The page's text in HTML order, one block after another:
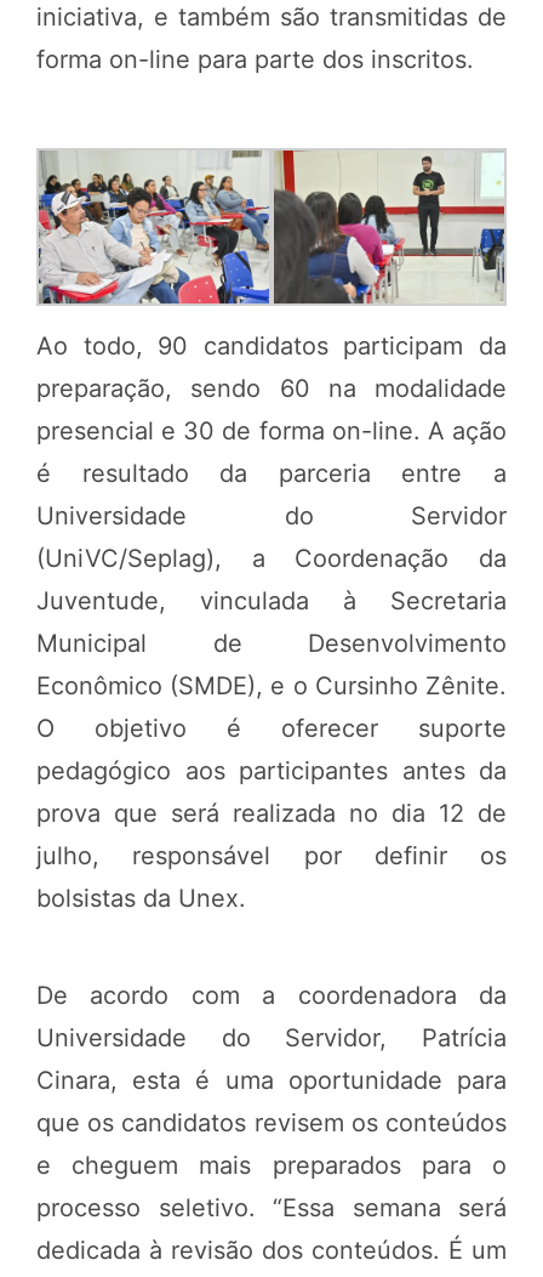
iniciativa, e também são transmitidas de
forma on-line para parte dos inscritos.
Ao todo, 90 candidatos participam da
preparação, sendo 60 na modalidade
presencial e 30 de forma on-line. A ação
é resultado da parceria entre a
Universidade do Servidor
(UniVC/Seplag), a Coordenação da
Juventude, vinculada à Secretaria
Municipal de Desenvolvimento
Econômico (SMDE), e o Cursinho Zênite.
O objetivo é oferecer suporte
pedagógico aos participantes antes da
prova que será realizada no dia 12 de
julho, responsável por definir os
bolsistas da Unex.
De acordo com a coordenadora da
Universidade do Servidor, Patrícia
Cinara, esta é uma oportunidade para
que os candidatos revisem os conteúdos
e cheguem mais preparados para o
processo seletivo. “Essa semana será
dedicada à revisão dos conteúdos. É um